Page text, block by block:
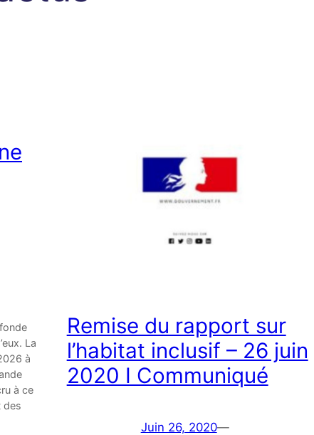
La
à
à ce
des
Remise du rapport sur
l’habitat inclusif – 26 juin
2020 I Communiqué
Juin 26, 2020—